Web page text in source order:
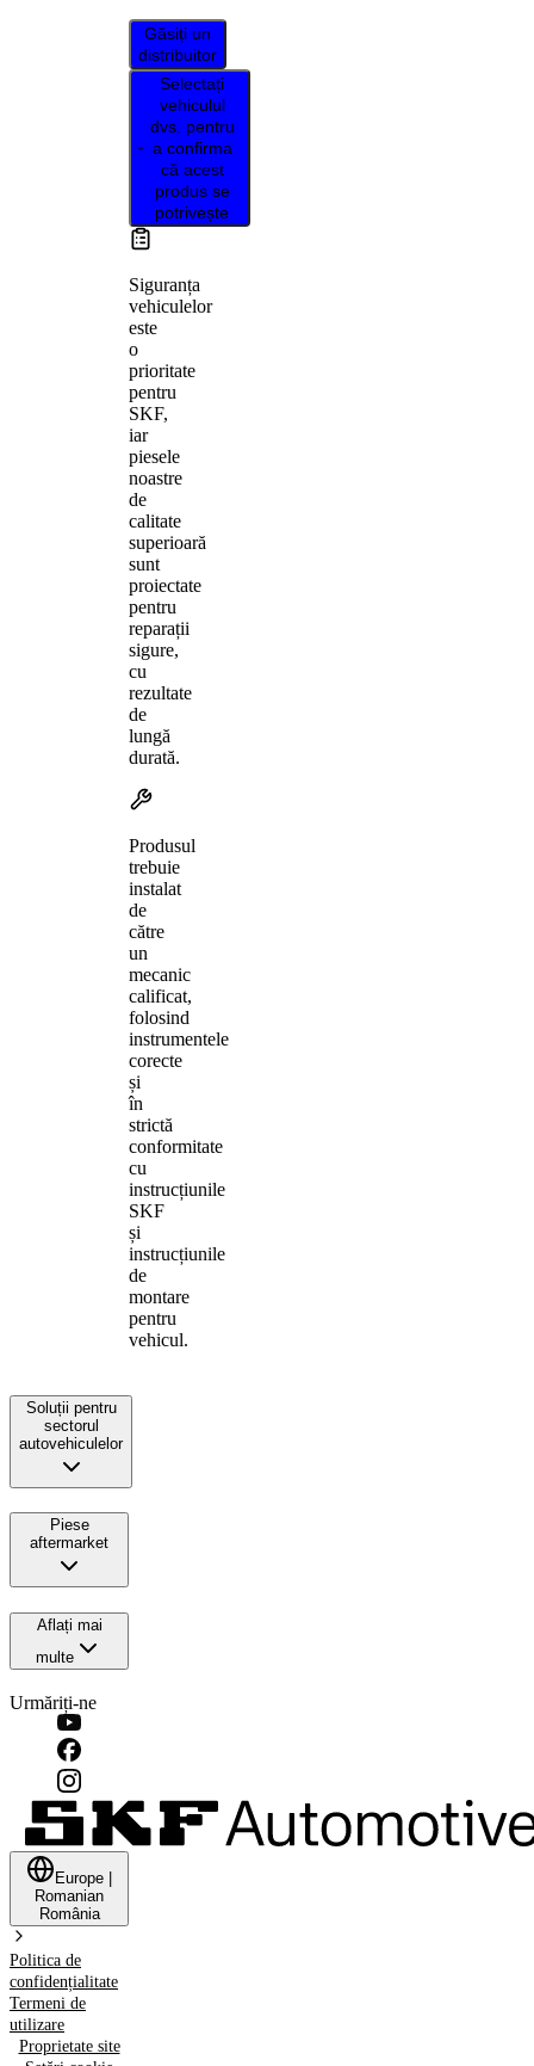
Găsiți un
distribuitor
Selectați
vehiculul
dvs. pentru
a confirma
că acest
produs se
potrivește
Siguranța
vehiculelor
este
o
prioritate
pentru
SKF,
iar
piesele
noastre
de
calitate
superioară
sunt
proiectate
pentru
reparații
sigure,
cu
rezultate
de
lungă
durată.
Produsul
trebuie
instalat
de
către
un
mecanic
calificat,
folosind
instrumentele
corecte
și
în
strictă
conformitate
cu
instrucțiunile
SKF
și
instrucțiunile
de
montare
pentru
vehicul.
Soluții pentru
sectorul
autovehiculelor
Piese
aftermarket
Aflați mai
multe
Urmăriți-ne
Europe
Romanian
România
Politica de
confidențialitate
Termeni de
utilizare
Proprietate site